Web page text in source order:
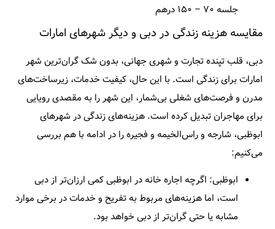
جلسه ۷۰ – ۱۵۰ درهم
مقایسه هزینه زندگی در دبی و دیگر شهرهای امارات
دبی، قلب تپنده تجارت و شهری جهانی، بدون شک گران‌ترین شهر
امارات برای زندگی است. با این حال، کیفیت خدمات، زیرساخت‌های
مدرن و فرصت‌های شغلی بی‌شمار، این شهر را به مقصدی رویایی
برای مهاجران تبدیل کرده است. هزینه‌های زندگی در شهرهای
ابوظبی، شارجه و راس‌الخیمه و فجیره را در ادامه با هم بررسی
می‌کنیم:
ابوظبی: اگرچه اجاره خانه در ابوظبی کمی ارزان‌تر از دبی
است، اما هزینه‌های مربوط به تفریح و خدمات در برخی موارد
مشابه یا حتی گران‌تر از دبی خواهد بود.